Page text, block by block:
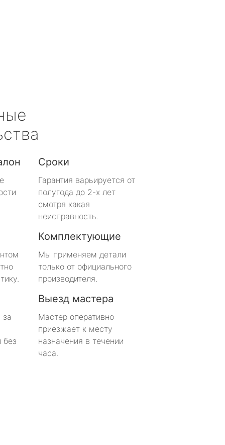
Сроки
Гарантия варьируется от
полугода до 2-х лет
смотря какая
неисправность.
Комплектующие
Мы применяем детали
только от официального
производителя.
за
без
Выезд мастера
Мастер оперативно
приезжает к месту
назначения в течении
часа.